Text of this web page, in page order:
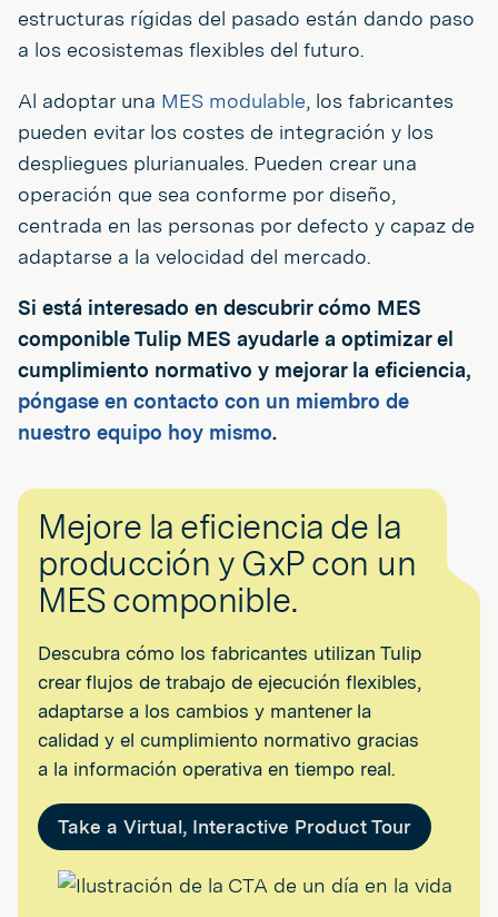
estructuras rígidas del pasado están dando paso
a los ecosistemas flexibles del futuro.
Al adoptar una MES modulable, los fabricantes
pueden evitar los costes de integración y los
despliegues plurianuales. Pueden crear una
operación que sea conforme por diseño,
centrada en las personas por defecto y capaz de
adaptarse a la velocidad del mercado.
Si está interesado en descubrir cómo MES
componible Tulip MES ayudarle a optimizar el
cumplimiento normativo y mejorar la eficiencia,
póngase en contacto con un miembro de
nuestro equipo hoy mismo.
Mejore la eficiencia de la
producción y GxP con un
MES componible.
Descubra cómo los fabricantes utilizan Tulip
crear flujos de trabajo de ejecución flexibles,
adaptarse a los cambios y mantener la
calidad y el cumplimiento normativo gracias
a la información operativa en tiempo real.
Take a Virtual, Interactive Product Tour